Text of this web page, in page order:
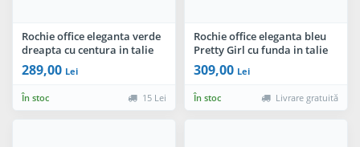
Rochie office eleganta verde
dreapta cu centura in talie
289,00 Lei
În stoc 15 Lei
Rochie office eleganta bleu
Pretty Girl cu funda in talie
309,00 Lei
În stoc Livrare gratuită